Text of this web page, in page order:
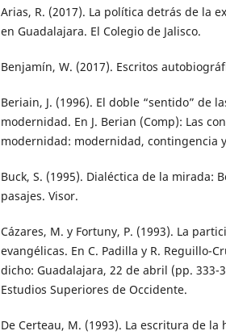
Arias, R. (2017). La política detrás de la
en Guadalajara. El Colegio de Jalisco.
Benjamín, W. (2017). Escritos
Beriain, J. (1996). El doble “sentido” de
modernidad. En J. Berian (Comp): Las
modernidad: modernidad, contingencia
Buck, S. (1995). Dialéctica de la mirada:
pasajes. Visor.
Cázares, M. y Fortuny, P. (1993). La
evangélicas. En C. Padilla y R. Reguillo-
dicho: Guadalajara, 22 de abril (pp. 333-
Estudios Superiores de Occidente.
De Certeau, M. (1993). La escritura de